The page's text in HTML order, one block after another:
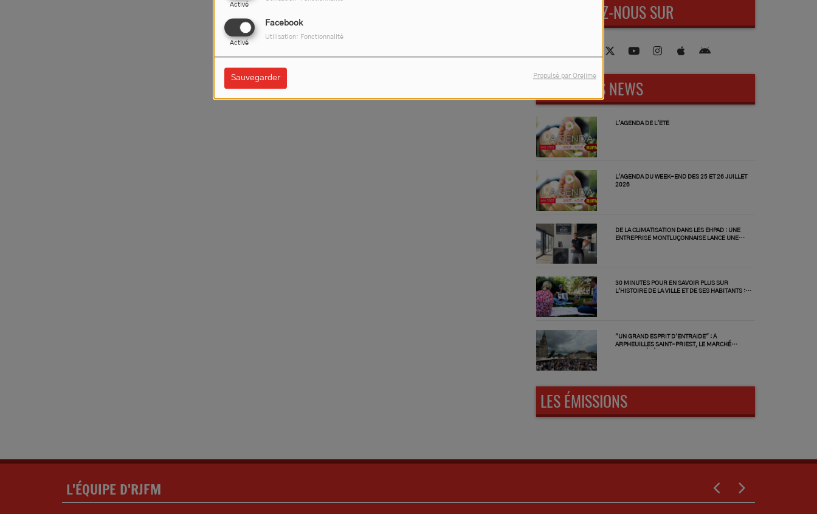
Activé
Facebook
Activé
Utilisation: Fonctionnalité
Sauvegarder Propulsé par Orejime
RETROUVEZ-NOUS SUR
DERNIÈRES NEWS
L'AGENDA DE L'ÉTÉ
L'AGENDA DU WEEK-END DES 25 ET 26 JUILLET
2026
DE LA CLIMATISATION DANS LES EHPAD : UNE
ENTREPRISE MONTLUÇONNAISE LANCE UNE
30 MINUTES POUR EN SAVOIR PLUS SUR
L'HISTOIRE DE LA VILLE ET DE SES HABITANTS :
"UN GRAND ESPRIT D'ENTRAIDE" : À
ARPHEUILLES SAINT-PRIEST, LE MARCHÉ
LES ÉMISSIONS
L'ÉQUIPE D'RJFM